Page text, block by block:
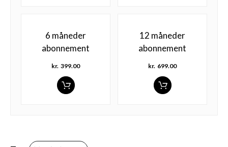
6 måneder
abonnement
kr. 399.00
12 måneder
abonnement
kr. 699.00